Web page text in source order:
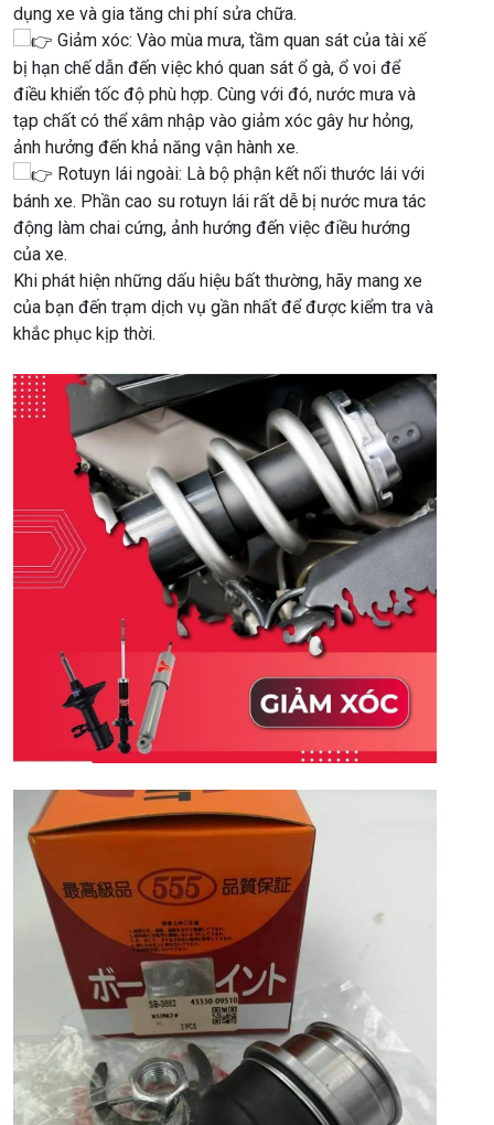
dụng xe và gia tăng chi phí sửa chữa.
Giảm xóc: Vào mùa mưa, tầm quan sát của tài xế
bị hạn chế dẫn đến việc khó quan sát ổ gà, ổ voi để
điều khiển tốc độ phù hợp. Cùng với đó, nước mưa và
tạp chất có thể xâm nhập vào giảm xóc gây hư hỏng,
ảnh hưởng đến khả năng vận hành xe.
Rotuyn lái ngoài: Là bộ phận kết nối thước lái với
bánh xe. Phần cao su rotuyn lái rất dễ bị nước mưa tác
động làm chai cứng, ảnh hướng đến việc điều hướng
của xe.
Khi phát hiện những dấu hiệu bất thường, hãy mang xe
của bạn đến trạm dịch vụ gần nhất để được kiểm tra và
khắc phục kịp thời.